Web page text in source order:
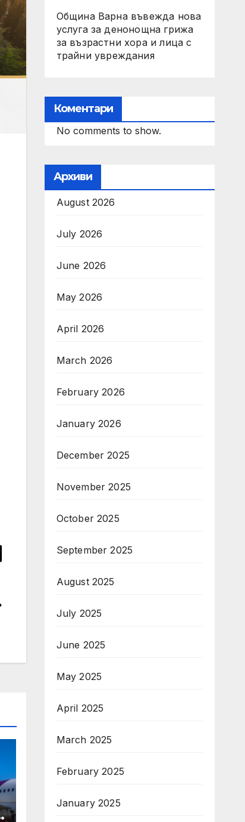
Община Варна въвежда нова
услуга за денонощна грижа
за възрастни хора и лица с
трайни увреждания
Коментари
No comments to show.
Архиви
August 2026
July 2026
June 2026
May 2026
April 2026
March 2026
February 2026
January 2026
December 2025
November 2025
October 2025
September 2025
August 2025
July 2025
June 2025
May 2025
April 2025
March 2025
February 2025
January 2025